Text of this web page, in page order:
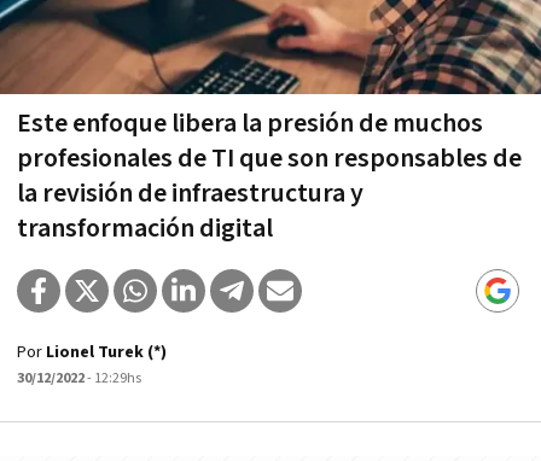
Este enfoque libera la presión de muchos
profesionales de TI que son responsables de
la revisión de infraestructura y
transformación digital
Por Lionel Turek (*)
30/12/2022- 12:29hs